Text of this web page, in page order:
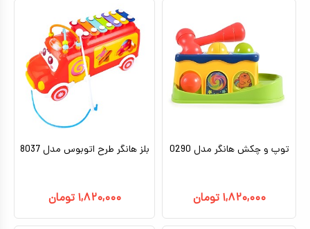
توپ و چکش هانگر مدل 0290
۱,۸۲۰,۰۰۰ تومان
بلز هانگر طرح اتوبوس مدل 8037
۱,۸۲۰,۰۰۰ تومان